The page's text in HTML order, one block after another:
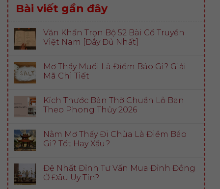
Bài viết gần đây
Văn Khấn Trọn Bộ 52 Bài Cổ Truyền
Việt Nam [Đầy Đủ Nhất]
Mơ Thấy Muối Là Điềm Báo Gì? Giải
Mã Chi Tiết
Kích Thước Bàn Thờ Chuẩn Lỗ Ban
Theo Phong Thủy 2026
Nằm Mơ Thấy Đi Chùa Là Điềm Báo
Gì? Tốt Hay Xấu?
Đệ Nhất Đỉnh Tư Vấn Mua Đỉnh Đồng
Ở Đâu Uy Tín?